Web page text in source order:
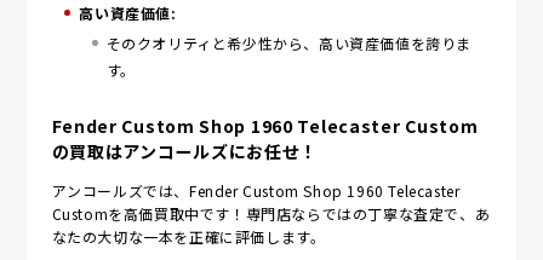
高い資産価値:
そのクオリティと希少性から、高い資産価値を誇りま
す。
Fender Custom Shop 1960 Telecaster Custom
の買取はアンコールズにお任せ！
アンコールズでは、Fender Custom Shop 1960 Telecaster
Customを高価買取中です！専門店ならではの丁寧な査定で、あ
なたの大切な一本を正確に評価します。